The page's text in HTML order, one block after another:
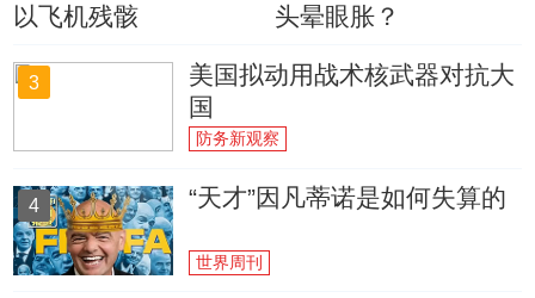
以飞机残骸
头晕眼胀？
3
美国拟动用战术核武器对抗大
国
防务新观察
4 “天才”因凡蒂诺是如何失算的
世界周刊